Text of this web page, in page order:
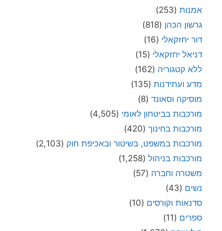
אמנות (253)
גרשון הכהן (818)
דור יחזקאלי (16)
דניאל יחזקאלי (15)
ללא קטגוריה (162)
מדע ועתידנות (135)
מוסיקה וסאונד (8)
מורכבות בביטחון לאומי (4,505)
מורכבות בחינוך (420)
מורכבות במשפט, בשיטור ובאכיפת חוק (2,103)
מורכבות בניהול (1,258)
משטרה וחברה (57)
נשים (43)
סדנאות וקורסים (10)
ספרים (11)